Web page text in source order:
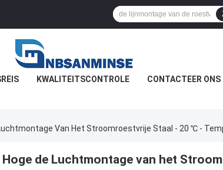
KWALITEITSCONTROLE CONTACTEER ONS
Van Het Stroomroestvrije Staal - 20 ℃ -
de Luchtmontage van het